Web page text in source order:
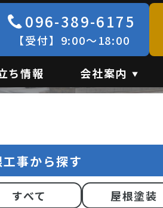
096-389-6175
【受付】9:00～18:00
ち情報 会社案内
事から探す
すべて
屋根塗装